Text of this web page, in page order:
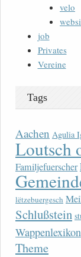
velo
job
Privates
Vereine
Tags
Aachen Agulia
Loutsch
Familjefuerscher
lëtzebuergesch
Schlußstein
Wappenlexikon
Theme